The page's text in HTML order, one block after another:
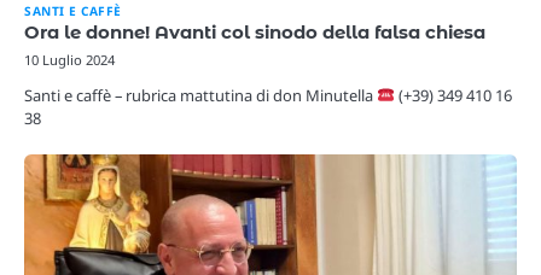
SANTI E CAFFÈ
Ora le donne! Avanti col sinodo della falsa chiesa
10 Luglio 2024
Santi e caffè – rubrica mattutina di don Minutella
(+39) 349 410 16
38